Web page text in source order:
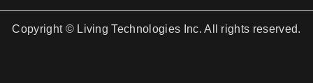
Copyright © Living Technologies Inc. All rights reserved.